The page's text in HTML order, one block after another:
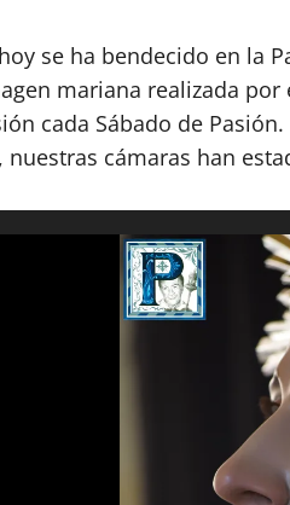
se ha bendecido en la
mariana realizada
cada Sábado de
cámaras han